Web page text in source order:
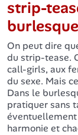
strip-
On peut dire
du strip-tease.
call-girls, aux
du sexe. Mais
Dans le
pratiquer sans
éventuellement
harmonie et